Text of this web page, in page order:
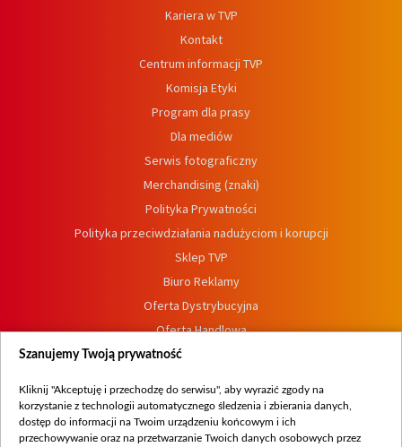
Kariera w TVP
Kontakt
Centrum informacji TVP
Komisja Etyki
Program dla prasy
Dla mediów
Serwis fotograficzny
Merchandising (znaki)
Polityka Prywatności
Polityka przeciwdziałania nadużyciom i korupcji
Sklep TVP
Biuro Reklamy
Oferta Dystrybucyjna
Oferta Handlowa
Dostępność
Procedura zgłoszeń wewnętrznych
Szanujemy Twoją prywatność
Kliknij "Akceptuję i przechodzę do serwisu", aby wyrazić zgody na
korzystanie z technologii automatycznego śledzenia i zbierania danych,
dostęp do informacji na Twoim urządzeniu końcowym i ich
przechowywanie oraz na przetwarzanie Twoich danych osobowych przez